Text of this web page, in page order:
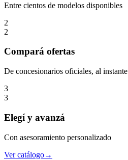
Entre cientos de modelos disponibles
2
2
Compará ofertas
De concesionarios oficiales, al instante
3
3
Elegí y avanzá
Con asesoramiento personalizado
Ver catálogo→